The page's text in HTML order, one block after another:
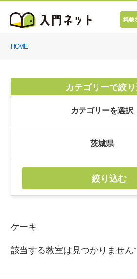
掲載
HOME
カテゴリーで絞
絞り込む
ケーキ
該当する教室は見つかりません